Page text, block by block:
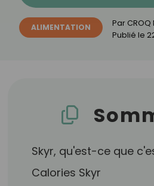
ALIMENTATION Par CROQ
Publié le
Skyr, qu'est-ce que
Calories Skyr